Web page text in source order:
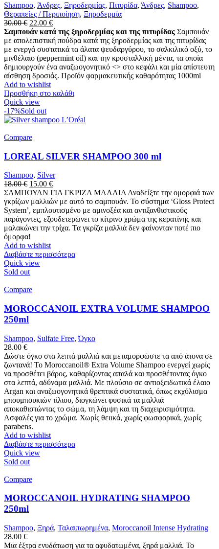
Shampoo, Άνδρες, Ξηροδερμίας, Πιτυρίδα, Άνδρες, Shampoo,
Θεραπείες / Περιποίηση, Ξηροδερμία
30.00€ Original
price
was:
30.00 €.
22.00 €Η
τρέχουσα
τιμή
είναι:
22.00 €.
Σαμπουάν κατά της ξηροδερμίας και της πιτυρίδας Σαμπουάν
με απολεπιστική πούδρα κατά της ξηροδερμίας και της πιτυρίδας
με ενεργά συστατικά τα άλατα ψευδαργύρου, το σαλκιλικό οξύ, το
μινθέλαιο (peppermint oil) και την κρυσταλλική μέντα, τα οποία
δημιουργούν ένα αναζωογονητικό <> στο κεφάλι και μία απίστευτη
αίσθηση δροσιάς. Προϊόν φαρμακευτικής καθαρότητας 1000ml
Add to wishlist
Προσθήκη στο καλάθι
Quick view
-17%Sold out
Compare
LOREAL SILVER SHAMPOO 300 ml
Shampoo, Silver
18.00€ Original
price
was:
18.00 €.
15.00 €Η
τρέχουσα
τιμή
είναι:
15.00 €.
ΣΑΜΠΟΥΑΝ ΓΙΑ ΓΚΡΙΖΑ ΜΑΛΛΙΑ Αναδείξτε την ομορφιά των
γκρίζων μαλλιών με αυτό το σαμπουάν. Το σύστημα ‘Gloss Protect
System’, εμπλουτισμένο με αμινοξέα και αντιξανθιστικούς
παράγοντες, εξουδετερώνει το κίτρινο χρώμα της κερατίνης και
μαλακώνει την τρίχα. Τα γκρίζα μαλλιά δεν φαίνονταν ποτέ πιο
όμορφα!
Add to wishlist
Διαβάστε περισσότερα
Quick view
Sold out
Compare
MOROCCANOIL EXTRA VOLUME SHAMPOO
250ml
Shampoo, Sulfate Free,Όγκο
28.00 €
Δώστε όγκο στα λεπτά μαλλιά και μεταμορφώστε τα από άτονα σε
ζωντανά! Το Moroccanoil® Extra Volume Shampoo ενεργεί χωρίς
να προσθέτει βάρος, καθαρίζοντας απαλά και προσθέτοντας όγκο
στα λεπτά, αδύναμα μαλλιά. Με πλούσιο σε αντιοξειδωτικά έλαιο
Argan και αναζωογονητικά θρεπτικά συστατικά, όπως εκχύλισμα
μπουμπουκιών τίλιου, διογκώνει φυσικά τα μαλλιά
αποκαθιστώντας το σώμα, τη λάμψη και τη διαχειρισιμότητα.
Ασφαλές για το χρώμα. Χωρίς θειικά, χωρίς φωσφορικά, χωρίς
parabens.
Add to wishlist
Διαβάστε περισσότερα
Quick view
Sold out
Compare
MOROCCANOIL HYDRATING SHAMPOO
250ml
Shampoo, Ξηρά, Ταλαιπωρημένα, Moroccanoil Intense Hydrating
28.00 €
Μια έξτρα ενυδάτωση για τα αφυδατωμένα, ξηρά μαλλιά. Το